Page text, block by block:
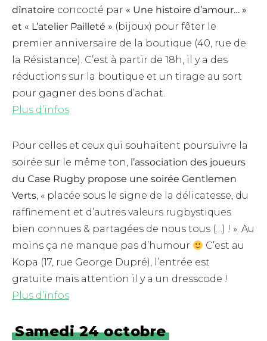
dînatoire concocté par « Une histoire d’amour… »
et « L’atelier Pailleté » (bijoux) pour fêter le
premier anniversaire de la boutique (40, rue de
la Résistance). C’est à partir de 18h, il y a des
réductions sur la boutique et un tirage au sort
pour gagner des bons d’achat.
Plus d’infos
Pour celles et ceux qui souhaitent poursuivre la
soirée sur le même ton, l’association des joueurs
du Case Rugby propose une soirée Gentlemen
Verts, « placée sous le signe de la délicatesse, du
raffinement et d’autres valeurs rugbystiques
bien connues & partagées de nous tous (…) ! ». Au
moins ça ne manque pas d’humour
C’est au
Kopa (17, rue George Dupré), l’entrée est
gratuite mais attention il y a un dresscode !
Plus d’infos
Samedi 24 octobre